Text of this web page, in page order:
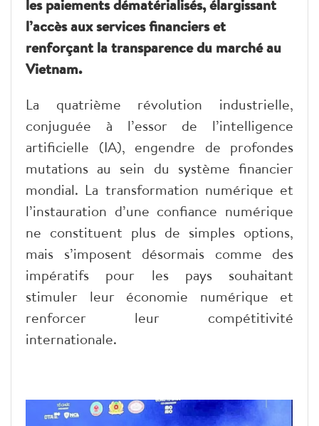
les paiements dématérialisés, élargissant
l’accès aux services financiers et
renforçant la transparence du marché au
Vietnam.
La quatrième révolution industrielle,
conjuguée à l’essor de l’intelligence
artificielle (IA), engendre de profondes
mutations au sein du système financier
mondial. La transformation numérique et
l’instauration d’une confiance numérique
ne constituent plus de simples options,
mais s’imposent désormais comme des
impératifs pour les pays souhaitant
stimuler leur économie numérique et
renforcer leur compétitivité
internationale.